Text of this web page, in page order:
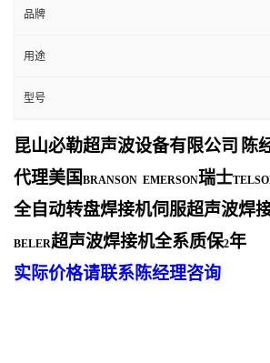
品牌
用途
型号
昆山必勒超声波设备有限公司 陈
代理美国 BRANSON EMERSON瑞士
全自动转盘焊接机伺服超声波焊
BELER超声波焊接机全系质保2年
实际价格请联系陈经理咨询